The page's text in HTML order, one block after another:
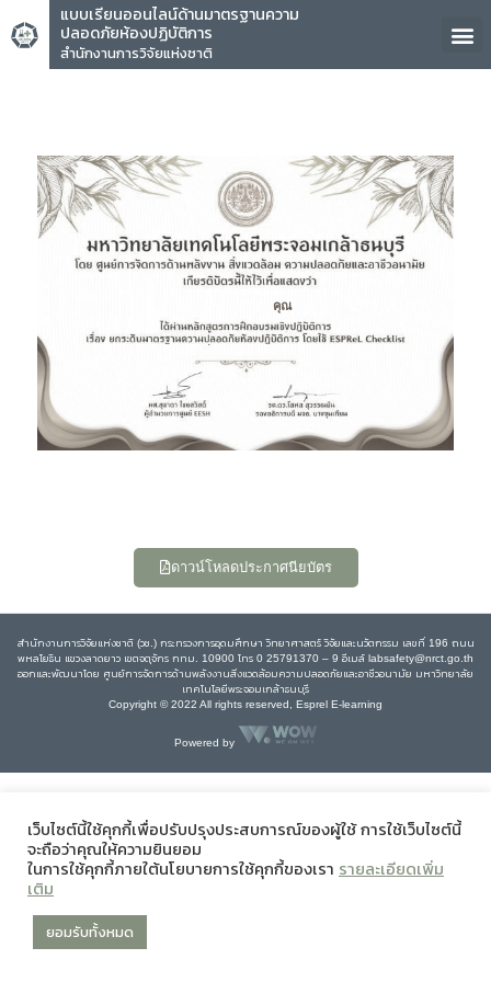
แบบเรียนออนไลน์ด้านมาตรฐานความ
ปลอดภัยห้องปฏิบัติการ
สำนักงานการวิจัยแห่งชาติ
คุณ
ดาวน์โหลดประกาศนียบัตร
สำนักงานการวิจัยแห่งชาติ (วช.) กระทรวงการอุดมศึกษา วิทยาศาสตร์ วิจัยและนวัตกรรม เลขที่ 196 ถนน
พหลโยธิน แขวงลาดยาว เขตจตุจักร กทม. 10900 โทร 0 25791370 – 9 อีเมล์ labsafety@nrct.go.th
ออกและพัฒนาโดย ศูนย์การจัดการด้านพลังงานสิ่งแวดล้อมความปลอดภัยและอาชีวอนามัย มหาวิทยาลัย
เทคโนโลยีพระจอมเกล้าธนบุรี
Copyright © 2022 All rights reserved, Esprel E-learning
Powered by
เว็บไซต์นี้ใช้คุกกี้เพื่อปรับปรุงประสบการณ์ของผู้ใช้ การใช้เว็บไซต์นี้
จะถือว่าคุณให้ความยินยอม
ในการใช้คุกกี้ภายใต้นโยบายการใช้คุกกี้ของเรา รายละเอียดเพิ่ม
เติม
ยอมรับทั้งหมด